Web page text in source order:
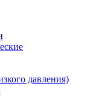
давления)